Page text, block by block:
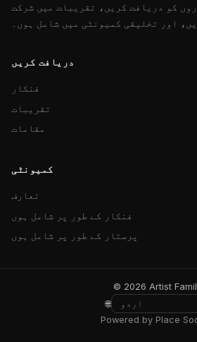
کو دریافت کریں، تقریبات میں شرکت
اور تخلیقی کمیونٹی میں شامل ہوں۔
دریافت کریں
فنکار
تقریبات
مقامات
کمیونٹی
تعارف
فنکار کے طور پر شامل ہوں
پرستار کے طور پر شامل ہوں
© 2026 Artist
🌐
Powered by Place